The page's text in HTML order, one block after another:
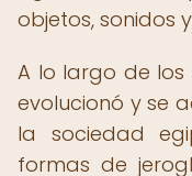
objetos, sonidos
A lo largo de los
evolucionó y se
la sociedad
formas de